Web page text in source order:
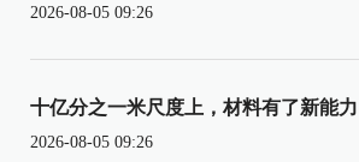
2026-08-05 09:26
十亿分之一米尺度上，材料有了新能力
2026-08-05 09:26